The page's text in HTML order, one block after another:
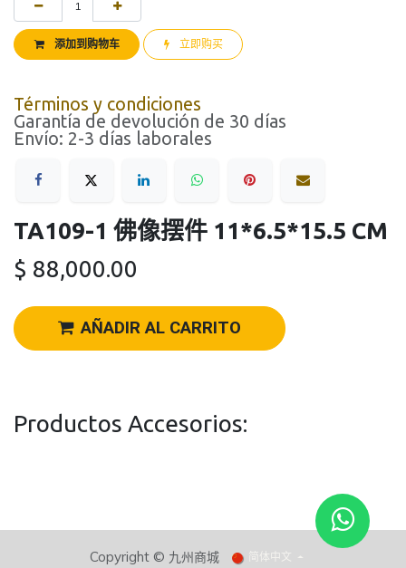
添加到购物车 立即购买
Términos y condiciones
Garantía de devolución de 30 días
Envío: 2-3 días laborales
TA109-1 佛像摆件 11*6.5*15.5 CM
$ 88,000.00
AÑADIR AL CARRITO
Productos Accesorios:
Copyright © 九州商城​ 简体中文